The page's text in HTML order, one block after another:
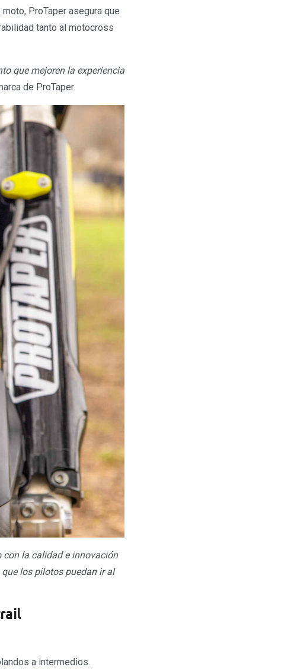
ProTaper asegura que
tanto al motocross
que mejoren la experiencia
de ProTaper.
con la calidad e innovación
los pilotos puedan ir al
a intermedios.